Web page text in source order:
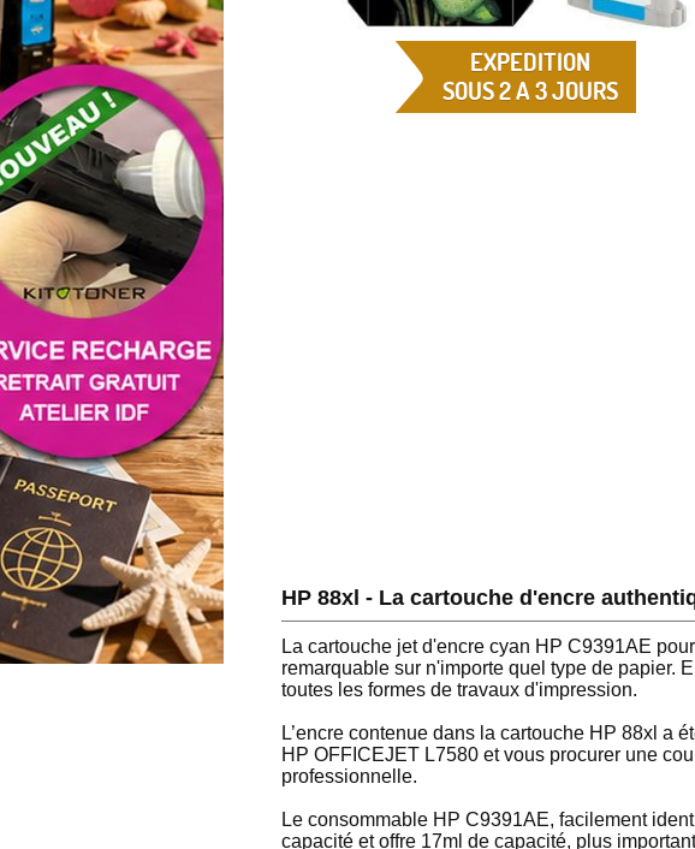
EXPEDITION
SOUS 2 A 3 JOURS
HP 88xl - La cartouche d'encre
La cartouche jet d'encre cyan HP C9391AE
remarquable sur n'importe quel type de papier.
toutes les formes de travaux d'impression.
L’encre contenue dans la cartouche HP 88xl a
HP OFFICEJET L7580 et vous procurer une
professionnelle.
Le consommable HP C9391AE, facilement
capacité et offre 17ml de capacité, plus